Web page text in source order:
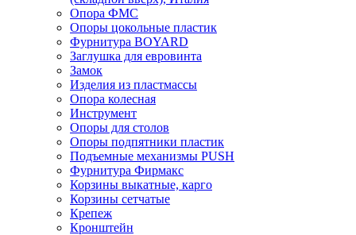
Опора ФМС
Опоры цокольные пластик
Фурнитура BOYARD
Заглушка для евровинта
Замок
Изделия из пластмассы
Опора колесная
Инструмент
Опоры для столов
Опоры подпятники пластик
Подъемные механизмы PUSH
Фурнитура Фирмакс
Корзины выкатные, карго
Корзины сетчатые
Крепеж
Кронштейн